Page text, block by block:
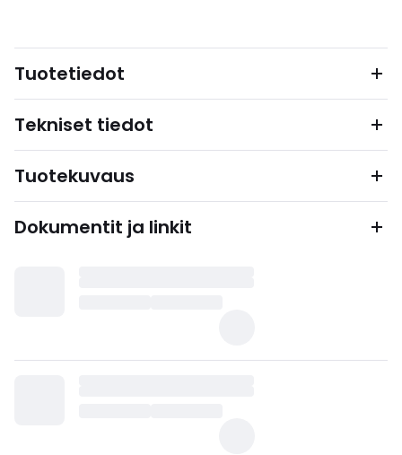
Tuotetiedot
Tekniset tiedot
Tuotekuvaus
Dokumentit ja linkit